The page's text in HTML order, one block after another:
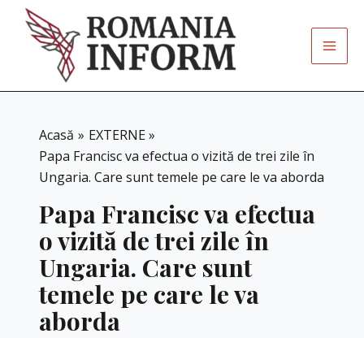
content
Acasă
EXTERNE
Papa Francisc va efectua o vizită de trei zile în
Ungaria. Care sunt temele pe care le va aborda
Papa Francisc va efectua
o vizită de trei zile în
Ungaria. Care sunt
temele pe care le va
aborda